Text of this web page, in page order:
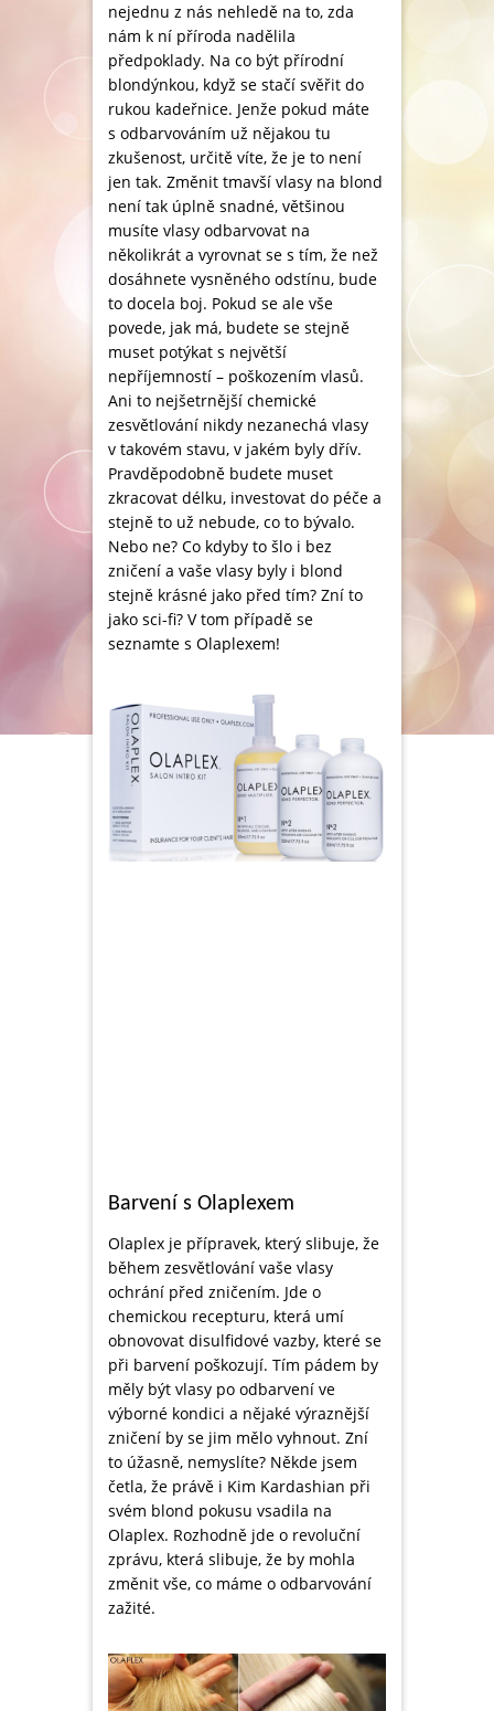
nejednu z nás nehledě na to, zda
nám k ní příroda nadělila
předpoklady. Na co být přírodní
blondýnkou, když se stačí svěřit do
rukou kadeřnice. Jenže pokud máte
s odbarvováním už nějakou tu
zkušenost, určitě víte, že je to není
jen tak. Změnit tmavší vlasy na blond
není tak úplně snadné, většinou
musíte vlasy odbarvovat na
několikrát a vyrovnat se s tím, že než
dosáhnete vysněného odstínu, bude
to docela boj. Pokud se ale vše
povede, jak má, budete se stejně
muset potýkat s největší
nepříjemností – poškozením vlasů.
Ani to nejšetrnější chemické
zesvětlování nikdy nezanechá vlasy
v takovém stavu, v jakém byly dřív.
Pravděpodobně budete muset
zkracovat délku, investovat do péče a
stejně to už nebude, co to bývalo.
Nebo ne? Co kdyby to šlo i bez
zničení a vaše vlasy byly i blond
stejně krásné jako před tím? Zní to
jako sci-fi? V tom případě se
seznamte s Olaplexem!
Barvení s Olaplexem
Olaplex je přípravek, který slibuje, že
během zesvětlování vaše vlasy
ochrání před zničením. Jde o
chemickou recepturu, která umí
obnovovat disulfidové vazby, které se
při barvení poškozují. Tím pádem by
měly být vlasy po odbarvení ve
výborné kondici a nějaké výraznější
zničení by se jim mělo vyhnout. Zní
to úžasně, nemyslíte? Někde jsem
četla, že právě i Kim Kardashian při
svém blond pokusu vsadila na
Olaplex. Rozhodně jde o revoluční
zprávu, která slibuje, že by mohla
změnit vše, co máme o odbarvování
zažité.